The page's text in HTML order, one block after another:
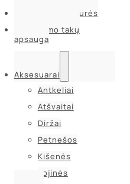
Pošalmiai ir kepurės
Kvėpavimo takų
apsauga
Aksesuarai
Antkeliai
Atšvaitai
Diržai
Petnešos
Kišenės
Kojinės